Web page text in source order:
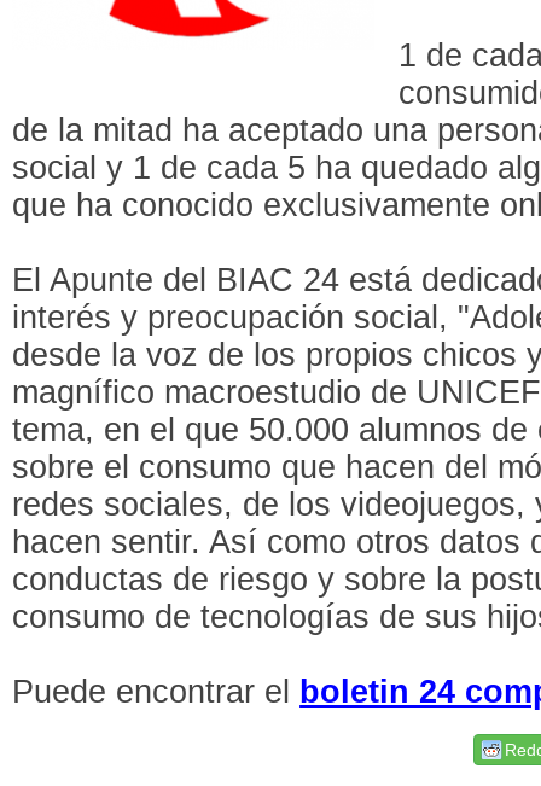
1 de
de la mitad ha aceptado una
social y 1 de cada 5 ha quedado
que ha conocido exclusivamente
El Apunte del BIAC 24 está
interés y preocupación social,
desde la voz de los propios chicos
magnífico macroestudio de
tema, en el que 50.000 alumnos
sobre el consumo que hacen del
redes sociales, de los
hacen sentir. Así como otros datos
conductas de riesgo y sobre la
consumo de tecnologías de sus
Puede encontrar el boletin 24